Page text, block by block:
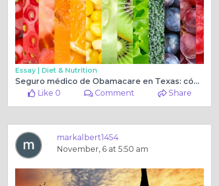
Essay | Diet & Nutrition
Seguro médico de Obamacare en Texas: cómo abordar la Ley de Atención Médica Asequible
Like 0
Comment Share
markalbert1454
November, 6 at 5:50 am